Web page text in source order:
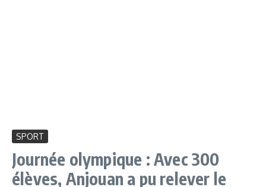
SPORT
Journée olympique : Avec 300
élèves, Anjouan a pu relever le